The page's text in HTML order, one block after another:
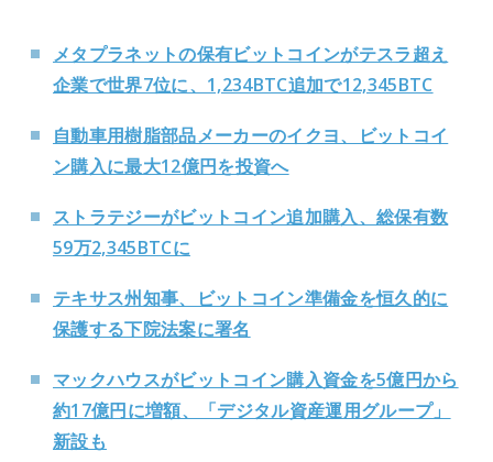
メタプラネットの保有ビットコインがテスラ超え
企業で世界7位に、1,234BTC追加で12,345BTC
自動車用樹脂部品メーカーのイクヨ、ビットコイ
ン購入に最大12億円を投資へ
ストラテジーがビットコイン追加購入、総保有数
59万2,345BTCに
テキサス州知事、ビットコイン準備金を恒久的に
保護する下院法案に署名
マックハウスがビットコイン購入資金を5億円から
約17億円に増額、「デジタル資産運用グループ」
新設も